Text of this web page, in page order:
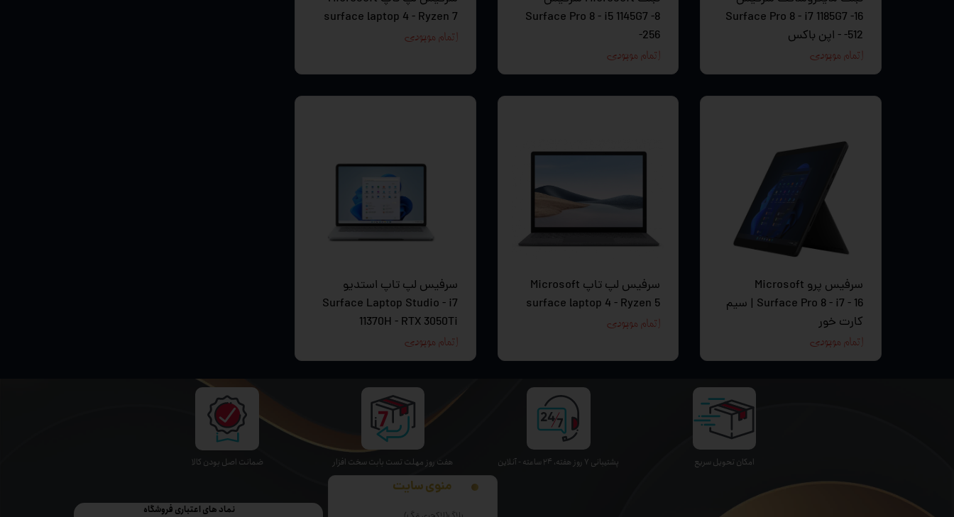
Surface Pro 8 - i7 1185G7 -16
-512 - اپن باکس
اتمام موجودی
Surface Pro 8 - i5 1145G7 -8
-256
اتمام موجودی
surface laptop 4 - Ryzen 7
اتمام موجودی
سرفیس پرو Microsoft
Surface Pro 8 - i7 - 16 | سیم
کارت خور
اتمام موجودی
سرفیس لپ تاپ Microsoft
surface laptop 4 - Ryzen 5
اتمام موجودی
سرفیس لپ تاپ استدیو
Surface Laptop Studio - i7
11370H - RTX 3050Ti
اتمام موجودی
منوی سایت
نماد های اعتباری فروشگاه
اﻣﮑﺎن ﺗﺤﻮﯾﻞ سریع پشتیبانی ۷ روز ﻫﻔﺘﻪ، ۲۴ ﺳﺎﻋﺘﻪ - آنلاین هفت روز مهلت تست بابت سخت افزار ﺿﻤﺎﻧﺖ اﺻﻞ ﺑﻮدن ﮐﺎﻟﺎ